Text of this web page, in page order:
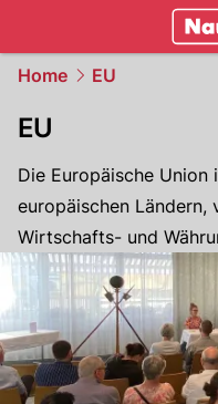
Home EU
EU
Die Europäische
europäischen Ländern,
Wirtschafts- und